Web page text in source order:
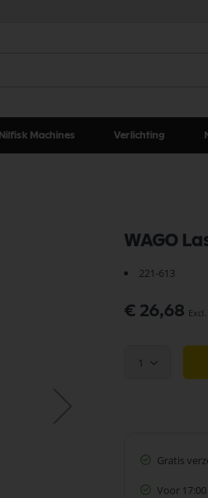
Nilfisk Machines Verlichting
WAGO
221-613
€ 26,68
1
Gratis
Voor